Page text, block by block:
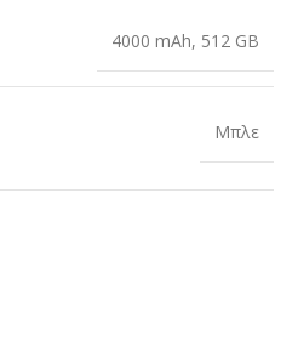
4000 mAh, 512 GB
Μπλε